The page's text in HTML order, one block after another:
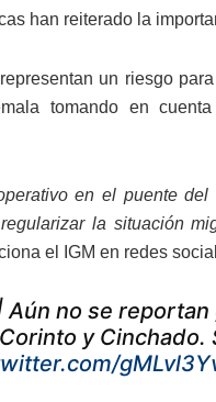
han reiterado la
un riesgo
tomando en
en el puente
la situación
el IGM en redes
Aún no se
y Cinchado.